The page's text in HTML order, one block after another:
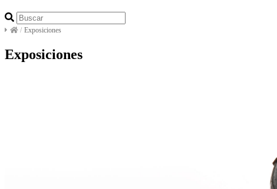
/ Exposiciones
Exposiciones